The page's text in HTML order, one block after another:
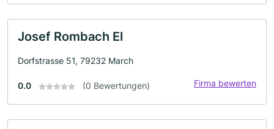
Josef Rombach EI
Dorfstrasse 51, 79232 March
0.0 (0 Bewertungen) Firma bewerten